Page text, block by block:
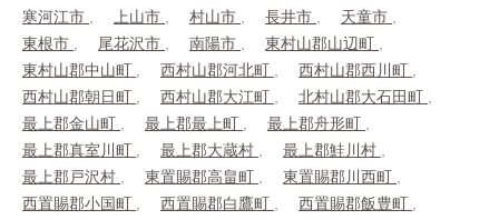
寒河江市
上山市 村山市 長井市
天童市
東根市
尾花沢市 南陽市
東村山郡山辺町
東村山郡中山町
西村山郡河北町
西村山郡西川町
西村山郡朝日町
西村山郡大江町
北村山郡大石田町
最上郡金山町
最上郡最上町
最上郡舟形町
最上郡真室川町
最上郡大蔵村
最上郡鮭川村
最上郡戸沢村
東置賜郡高畠町
東置賜郡川西町
西置賜郡小国町
西置賜郡白鷹町
西置賜郡飯豊町